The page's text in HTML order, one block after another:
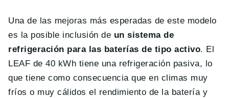
Una de las mejoras más esperadas de este modelo
es la posible inclusión de un sistema de
refrigeración para las baterías de tipo activo. El
LEAF de 40 kWh tiene una refrigeración pasiva, lo
que tiene como consecuencia que en climas muy
fríos o muy cálidos el rendimiento de la batería y